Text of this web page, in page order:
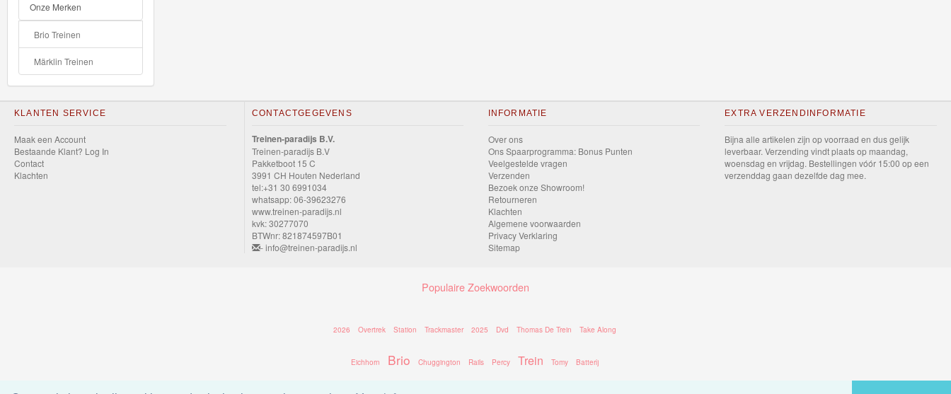
Majorette
autos
Siku
GraviTrax
Dutch
Super
Onze Merken
Brio Treinen
Märklin Treinen
KLANTEN SERVICE
Maak een Account
Bestaande Klant? Log In
Contact
Klachten
CONTACTGEGEVENS
Treinen-paradijs B.V.
Treinen-paradijs B.V
Pakketboot 15 C
3991 CH Houten Nederland
tel:+31 30 6991034
whatsapp: 06-39623276
www.treinen-paradijs.nl
kvk: 30277070
BTWnr: 821874597B01
- info@treinen-paradijs.nl
INFORMATIE
Over ons
Ons Spaarprogramma: Bonus Punten
Veelgestelde vragen
Verzenden
Bezoek onze Showroom!
Retourneren
Klachten
Algemene voorwaarden
Privacy Verklaring
Sitemap
EXTRA VERZENDINFORMATIE
Bijna alle artikelen zijn op voorraad en dus gelijk
leverbaar. Verzending vindt plaats op maandag,
woensdag en vrijdag. Bestellingen vóór 15:00 op een
verzenddag gaan dezelfde dag mee.
Populaire Zoekwoorden
2026 Overtrek Station Trackmaster 2025 Dvd Thomas De Trein Take Along
Eichhorn Brio Chuggington Rails Percy Trein Tomy Batterij